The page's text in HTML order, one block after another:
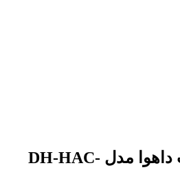
دوربین دید در شب داهوا مدل DH-HAC-